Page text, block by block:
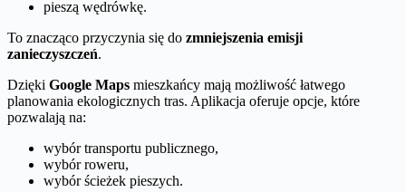
pieszą wędrówkę.
To znacząco przyczynia się do zmniejszenia emisji
zanieczyszczeń.
Dzięki Google Maps mieszkańcy mają możliwość łatwego
planowania ekologicznych tras. Aplikacja oferuje opcje, które
pozwalają na:
wybór transportu publicznego,
wybór roweru,
wybór ścieżek pieszych.